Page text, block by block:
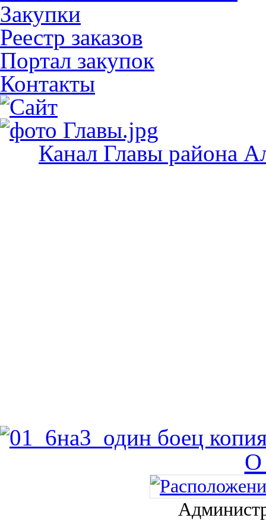
Закупки
Реестр заказов
Портал закупок
Контакты
Канал Главы района
О